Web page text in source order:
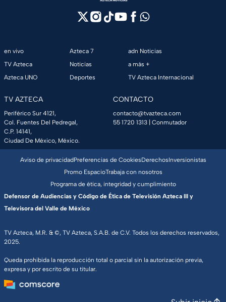
en vivo
TV Azteca
Azteca UNO
Azteca 7
Noticias
Deportes
adn Noticias
a más +
TV Azteca Internacional
TV AZTECA
Periférico Sur 4121,
Col. Fuentes Del Pedregal,
C.P. 14141,
Ciudad De México, México.
CONTACTO
contacto@tvazteca.com
55 1720 1313 | Conmutador
TV Azteca, M.R. & ©, TV Azteca, S.A.B. de C.V. Todos los derechos reservados,
2025.
Queda prohibida la reproducción total o parcial sin la autorización previa,
expresa y por escrito de su titular.
Aviso de privacidadPreferencias de CookiesDerechosInversionistas
Promo EspacioTrabaja con nosotros
Programa de ética, integridad y cumplimiento
Defensor de Audiencias y Código de Ética de Televisión Azteca III y
Televisora del Valle de México